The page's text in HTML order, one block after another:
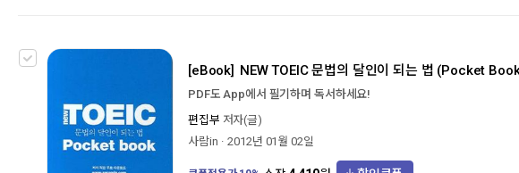
[eBook] NEW TOEIC 문법의 달인이 되는 법 (Pocket
PDF도 App에서 필기하며 독서하세요!
편집부 저자(글)
사람in
2012년 01월 02일